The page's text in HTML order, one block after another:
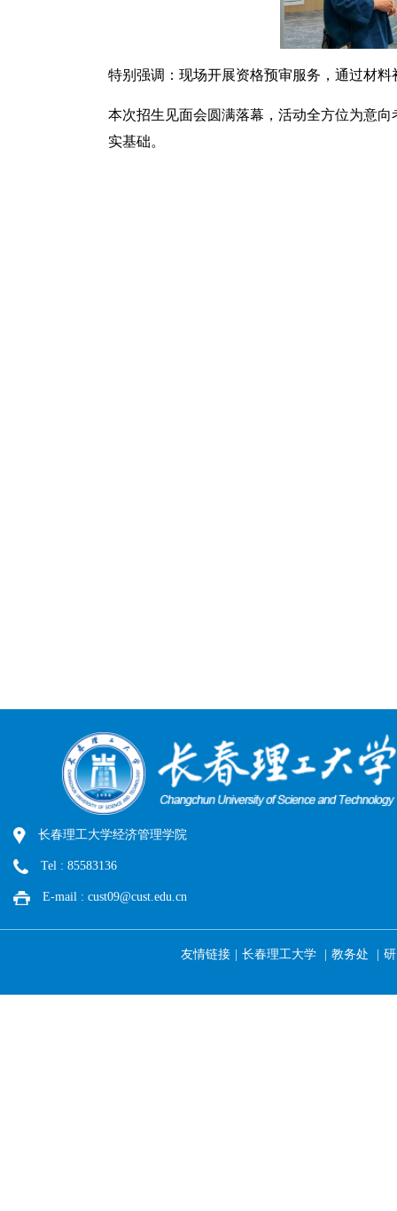
特别强调：现场开展资格预审服务，通过材
本次招生见面会圆满落幕，活动全方位为意
实基础。
长春理工大学经济管理学院
Tel : 85583136
E-mail : cust09@cust.edu.cn
友情链接 长春理工大学 教务处